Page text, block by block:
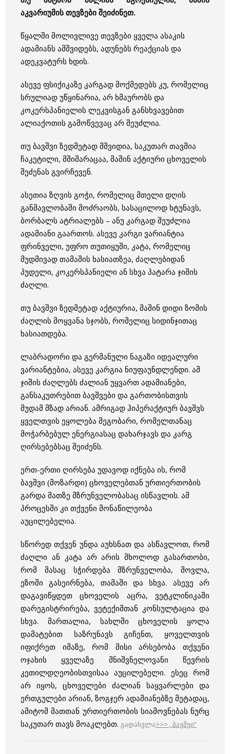
აკვარიუმის თევზები შეიძინეთ.
წყალში მოლივლივე თევზები ყველა ასაკის
ადამიანს ამშვიდებს, ადუნებს რეაქციას და
ადეკვატურს ხდის.
ასევე ფსიქიკაზე კარგად მოქმედებს კუ, რომელიც
სრულიად უწყინარია, არ ხმაურობს და
კოკერსპანიელის ლეკვისგან განსხვავებით
ალიაქოთის გამოწვევაც არ შეუძლია.
თუ ბავშვი ზედმეტად მშვიდია, საკუთარ თავშია
ჩაკეტილი, მშიშარაცაა, მაშინ აქტიური ცხოველის
შეძენას გვირჩევენ.
ასეთია ზღვის გოჭი, რომელიც მთელი დღის
განმავლობაში მოძრაობს, სასაცილოდ ხტუნავს,
ბორბალს ატრიალებს – ანუ კარგად შეუძლია
ადამიანი გაართოს. ასევე კარგი ვარიანტია
ფრინველი, უფრო თუთიყუში, კატა, რომელიც
მუდმივად თამაშის ხასიათზეა, ძაღლებიდან
პუდელი, კოკერსპანიელი ან სხვა პატარა ჯიშის
ძაღლი.
თუ ბავშვი ზედმეტად აქტიურია, მაშინ დიდი ზომის
ძაღლის მოყვანა სჯობს, რომელიც სიდინჯითაც
ხასიათდება.
ლაბრადორი და გერმანული ნაგაზი იდეალური
ვარიანტებია, ასევე კარგია ნიუფაუნდლენდი. ამ
ჯიშის ძაღლებს ძალიან უყვართ ადამიანები,
განსაკუთრებით ბავშვები და გართობისთვის
მუდამ მზად არიან. ამრიგად ჰიპერაქტიურ ბავშვს
ყველთვის ეყოლება მეგობარი, რომელთანაც
მოჭარბებულ ენერგიასაც დახარჯავს და კარგ
ღირსებებსაც შეიძენს.
ერთ-ერთი ღირსება უდავოდ იქნება ის, რომ
ბავშვი (მოზარდი) ცხოველებთან ურთიერთობის
გარდა მათზე მზრუნველობასაც ისწავლის. ამ
პროცესში კი თქვენი მონაწილეობა
აუცილებელია.
სწორედ თქვენ უნდა აუხსნათ და ასწავლოთ, რომ
ძაღლი ან კატა არ არის მხოლოდ გასართობი,
რომ მასაც სჭირდება მზრუნველობა, მოვლა,
ეზოში გასეირნება, თამაში და სხვა. ასევე არ
დაგავიწყდეთ ცხოველის აცრა, ვეტკლინიკაში
დარეგისტრირება, ვეტექიმთან კონსულტაცია და
სხვა. მართალია, სახლში ცხოველის ყოლა
დამატებით საზრუნავს გიჩენთ, ყოველთვის
იფიქრეთ იმაზე, რომ მისი არსებობა თქვენი
ოჯახის ყველაზე მნიშვნელოვანი წევრის
კეთილდღეობისთვისაა აუცილებელი. ესეც რომ
არ იყოს, ცხოველები ძალიან საყვარლები და
ერთგულები არიან, ზოგჯერ ადამიანებზე მეტადაც,
ამიტომ მათთან ურთიერთობის სიამოვნებას ნურც
საკუთარ თავს მოაკლებთ. გადასვლა>>> ,,ბავშვი”